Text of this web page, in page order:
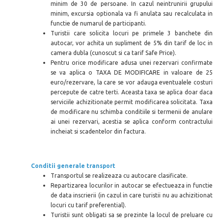
minim de 30 de persoane. In cazul neintrunirii grupului
minim, excursia optionala va fi anulata sau recalculata in
functie de numarul de participanti.
Turistii care solicita locuri pe primele 3 banchete din
autocar, vor achita un supliment de 5% din tarif de loc in
camera dubla (cunoscut si ca tarif Safe Price).
Pentru orice modificare adusa unei rezervari confirmate
se va aplica o TAXA DE MODIFICARE in valoare de 25
euro/rezervare, la care se vor adauga eventualele costuri
percepute de catre terti. Aceasta taxa se aplica doar daca
serviciile achizitionate permit modificarea solicitata. Taxa
de modificare nu schimba conditiile si termenii de anulare
ai unei rezervari, acestia se aplica conform contractului
incheiat si scadentelor din factura.
Conditii generale transport
Transportul se realizeaza cu autocare clasificate.
Repartizarea locurilor in autocar se efectueaza in functie
de data inscrierii (in cazul in care turistii nu au achizitionat
locuri cu tarif preferential).
Turistii sunt obligati sa se prezinte la locul de preluare cu